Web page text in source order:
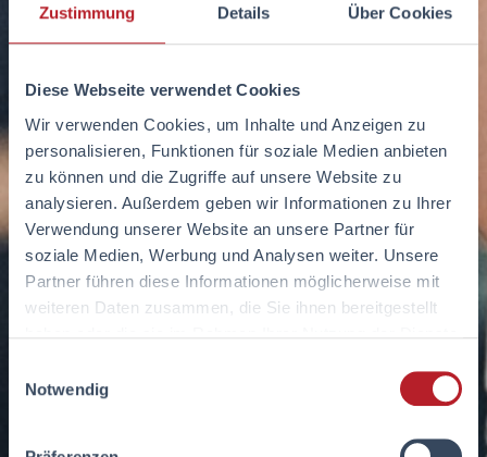
Zustimmung Details Über Cookies
Diese Webseite verwendet Cookies
Wir verwenden Cookies, um Inhalte und Anzeigen zu
personalisieren, Funktionen für soziale Medien anbieten
zu können und die Zugriffe auf unsere Website zu
analysieren. Außerdem geben wir Informationen zu Ihrer
Verwendung unserer Website an unsere Partner für
soziale Medien, Werbung und Analysen weiter. Unsere
Partner führen diese Informationen möglicherweise mit
weiteren Daten zusammen, die Sie ihnen bereitgestellt
Notwendig